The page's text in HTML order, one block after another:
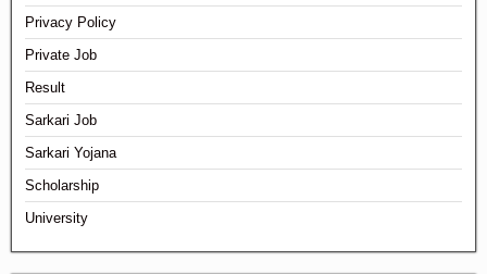
Privacy Policy
Private Job
Result
Sarkari Job
Sarkari Yojana
Scholarship
University